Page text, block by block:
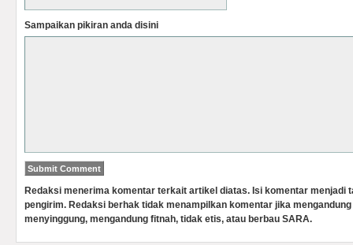
Sampaikan pikiran anda disini
Redaksi menerima komentar terkait artikel diatas. Isi komentar menjadi
pengirim. Redaksi berhak tidak menampilkan komentar jika
menyinggung, mengandung fitnah, tidak etis, atau berbau SARA.